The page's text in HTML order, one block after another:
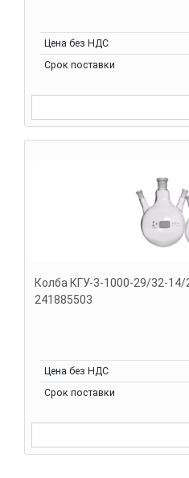
Цена без НДС
Срок поставки
Колба КГУ-3-1000-29/32-14/
241885503
Цена без НДС
Срок поставки